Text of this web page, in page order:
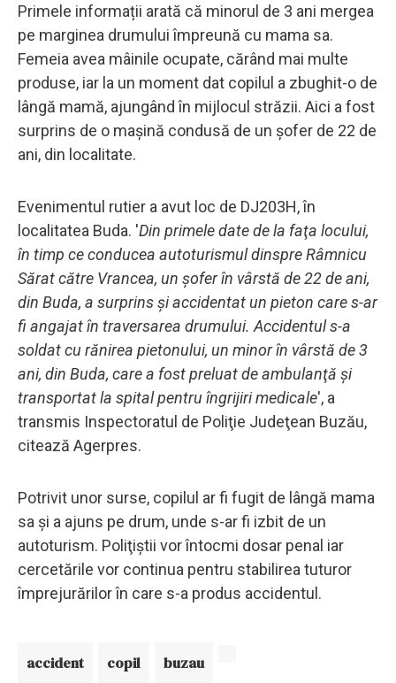
Primele informații arată că minorul de 3 ani mergea
pe marginea drumului împreună cu mama sa.
Femeia avea mâinile ocupate, cărând mai multe
produse, iar la un moment dat copilul a zbughit-o de
lângă mamă, ajungând în mijlocul străzii. Aici a fost
surprins de o mașină condusă de un șofer de 22 de
ani, din localitate.
Evenimentul rutier a avut loc de DJ203H, în
localitatea Buda. 'Din primele date de la faţa locului,
în timp ce conducea autoturismul dinspre Râmnicu
Sărat către Vrancea, un şofer în vârstă de 22 de ani,
din Buda, a surprins şi accidentat un pieton care s-ar
fi angajat în traversarea drumului. Accidentul s-a
soldat cu rănirea pietonului, un minor în vârstă de 3
ani, din Buda, care a fost preluat de ambulanţă şi
transportat la spital pentru îngrijiri medicale', a
transmis Inspectoratul de Poliţie Judeţean Buzău,
citează Agerpres.
Potrivit unor surse, copilul ar fi fugit de lângă mama
sa şi a ajuns pe drum, unde s-ar fi izbit de un
autoturism. Poliţiştii vor întocmi dosar penal iar
cercetările vor continua pentru stabilirea tuturor
împrejurărilor în care s-a produs accidentul.
accident copil buzau